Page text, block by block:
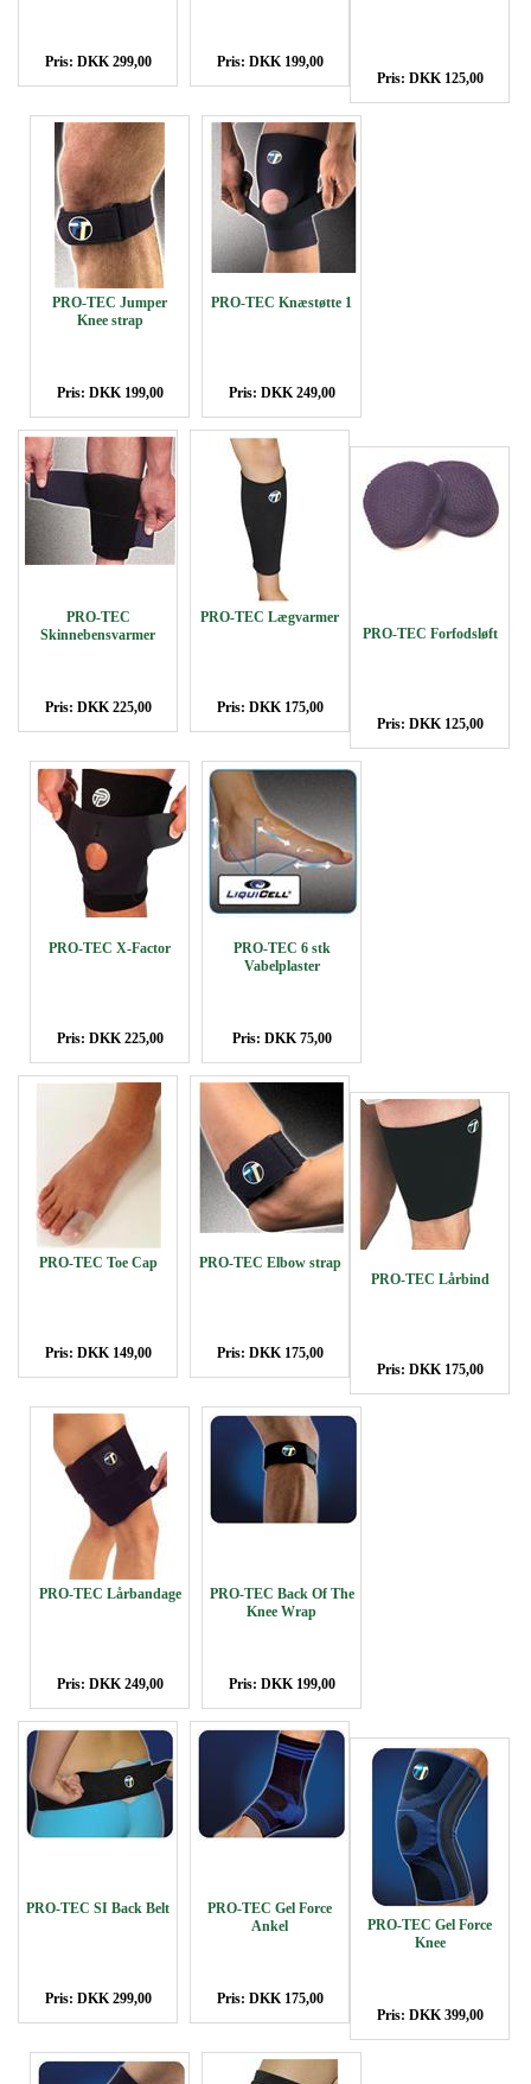
Pris: DKK 299,00 Pris: DKK 199,00
Pris: DKK 125,00
PRO-TEC Jumper
Knee strap
Pris: DKK 199,00
PRO-TEC Knæstøtte 1
Pris: DKK 249,00
PRO-TEC
Skinnebensvarmer
Pris: DKK 225,00
PRO-TEC Lægvarmer
Pris: DKK 175,00
PRO-TEC Forfodsløft
Pris: DKK 125,00
PRO-TEC X-Factor
Pris: DKK 225,00
PRO-TEC 6 stk
Vabelplaster
Pris: DKK 75,00
PRO-TEC Toe Cap
Pris: DKK 149,00
PRO-TEC Elbow strap
Pris: DKK 175,00
PRO-TEC Lårbind
Pris: DKK 175,00
PRO-TEC Lårbandage
Pris: DKK 249,00
PRO-TEC Back Of The
Knee Wrap
Pris: DKK 199,00
PRO-TEC SI Back Belt
Pris: DKK 299,00
PRO-TEC Gel Force
Ankel
Pris: DKK 175,00
PRO-TEC Gel Force
Knee
Pris: DKK 399,00